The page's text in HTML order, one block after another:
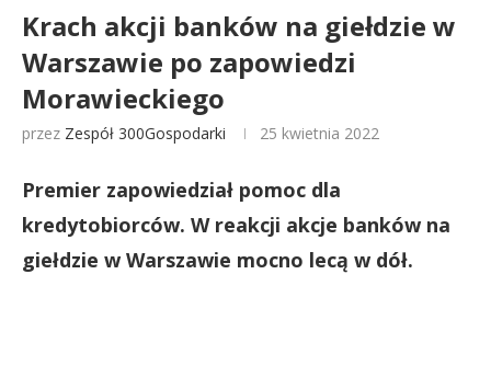
Krach akcji banków na giełdzie w
Warszawie po zapowiedzi
Morawieckiego
przez Zespół 300Gospodarki 25 kwietnia 2022
Premier zapowiedział pomoc dla
kredytobiorców. W reakcji akcje banków na
giełdzie w Warszawie mocno lecą w dół.